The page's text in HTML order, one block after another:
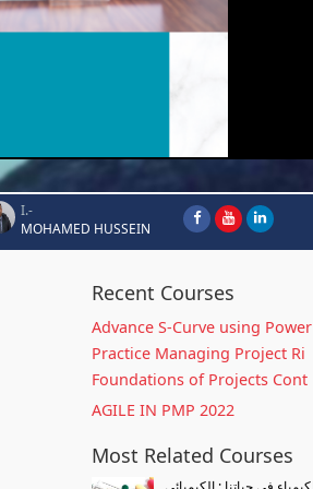
I.-
MOHAMED HUSSEIN
Recent Courses
Advance S-Curve using Power
Practice Managing Project Ri
Foundations of Projects Cont
AGILE IN PMP 2022
Most Related Courses